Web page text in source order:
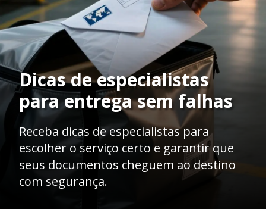
Dicas de especialistas
para entrega sem falhas
Receba dicas de especialistas para
escolher o serviço certo e garantir que
seus documentos cheguem ao destino
com segurança.